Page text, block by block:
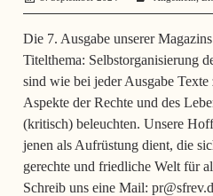
Die 7. Ausgabe unserer
Titelthema: Selbstorganisierung
sind wie bei jeder Ausgabe
Aspekte der Rechte und des
(kritisch) beleuchten. Unsere
jenen als Aufrüstung dient, die
gerechte und friedliche Welt für
Schreib uns eine Mail: